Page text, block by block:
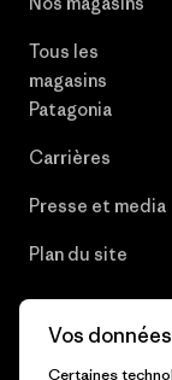
Tous les
magasins
Patagonia
Carrières
Presse et media
Plan du site
© 2026 Patagonia,
Vos
Certaines